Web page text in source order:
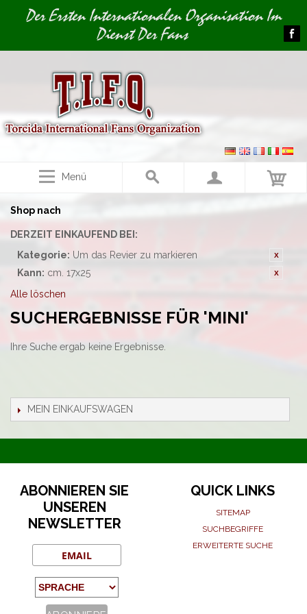
Image 01Der Ersten Internationalen Organisation Im
Dienst Der Fans
Menü
Shop nach
DERZEIT EINKAUFEND BEI:
Kategorie: Um das Revier zu markieren
Kann: cm. 17x25
Alle löschen
SUCHERGEBNISSE FÜR 'MINI'
Ihre Suche ergab keine Ergebnisse.
MEIN EINKAUFSWAGEN
ABONNIEREN SIE
UNSEREN
NEWSLETTER
QUICK LINKS
SITEMAP
SUCHBEGRIFFE
ERWEITERTE SUCHE